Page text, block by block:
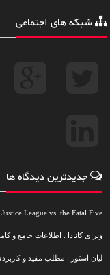
شبکه های اجتماعی
جدیدترین دیدگاه ها
Justice League vs. the Fatal Five : مرسی عالی بود استاد...
ویزای کانادا : اطلاعات جامع و
لیان استور : مطلب مفید و